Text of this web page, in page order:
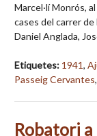
Marcel·lí Monrós,
cases del carrer
Daniel Anglada,
Etiquetes: 1941,
Passeig Cervantes,
Robatori